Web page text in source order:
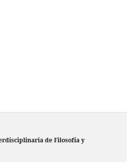
de Filosofía y